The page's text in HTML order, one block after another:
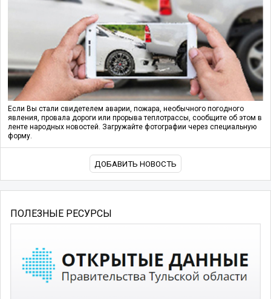
Если Вы стали свидетелем аварии, пожара, необычного погодного
явления, провала дороги или прорыва теплотрассы, сообщите об этом в
ленте народных новостей. Загружайте фотографии через специальную
форму.
ДОБАВИТЬ НОВОСТЬ
ПОЛЕЗНЫЕ РЕСУРСЫ